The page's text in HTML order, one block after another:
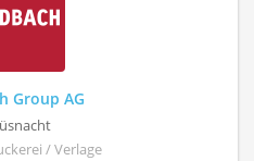
Group AG
/ Verlage